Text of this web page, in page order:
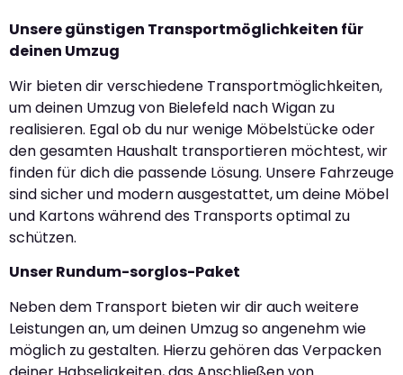
Unsere günstigen Transportmöglichkeiten für
deinen Umzug
Wir bieten dir verschiedene Transportmöglichkeiten,
um deinen Umzug von Bielefeld nach Wigan zu
realisieren. Egal ob du nur wenige Möbelstücke oder
den gesamten Haushalt transportieren möchtest, wir
finden für dich die passende Lösung. Unsere Fahrzeuge
sind sicher und modern ausgestattet, um deine Möbel
und Kartons während des Transports optimal zu
schützen.
Unser Rundum-sorglos-Paket
Neben dem Transport bieten wir dir auch weitere
Leistungen an, um deinen Umzug so angenehm wie
möglich zu gestalten. Hierzu gehören das Verpacken